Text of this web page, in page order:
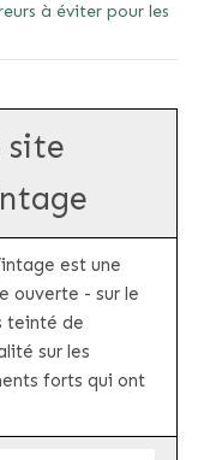
à éviter pour les
site
est une
ouverte - sur le
teinté de
sur les
forts qui ont